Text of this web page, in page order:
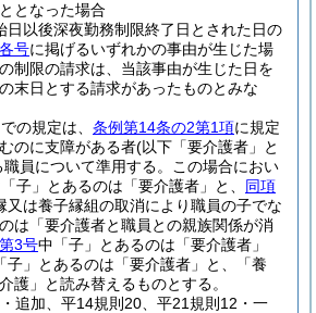
となった場合
日以後深夜勤務制限終了日とされた日の
号に掲げるいずれかの事由が生じた場
制限の請求は、当該事由が生じた日を
末日とする請求があったものとみな
の規定は、 条例第14条の2第1項に規定
のに支障がある者(以下「要介護者」と
員について準用する。
この場合におい
子」とあるのは「要介護者」と、 同項
又は養子縁組の取消により職員の子でな
は「要介護者と職員との親族関係が消
3号中「子」とあるのは「要介護者」
子」とあるのは「要介護者」と、「養
護」と読み替えるものとする。
追加、平14規則20、平21規則12・一